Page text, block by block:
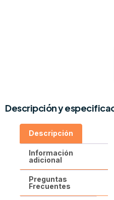
Descripción y
Descripción
Información
adicional
Preguntas
Frecuentes